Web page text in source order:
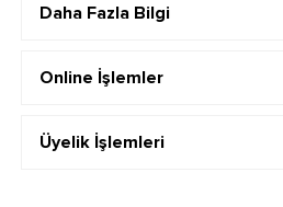
Daha Fazla Bilgi
Online İşlemler
Üyelik İşlemleri